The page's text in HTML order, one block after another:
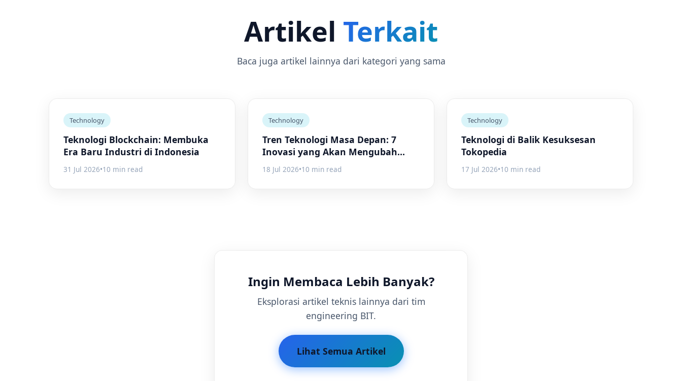
Artikel Terkait
Baca juga artikel lainnya dari kategori yang sama
Technology
Teknologi Blockchain: Membuka
Era Baru Industri di Indonesia
31 Jul 2026•10 min read
Technology
Tren Teknologi Masa Depan: 7
Inovasi yang Akan Mengubah
Dunia
18 Jul 2026•10 min read
Technology
Teknologi di Balik Kesuksesan
Tokopedia
17 Jul 2026•10 min read
Ingin Membaca Lebih Banyak?
Eksplorasi artikel teknis lainnya dari tim
engineering BIT.
Lihat Semua Artikel